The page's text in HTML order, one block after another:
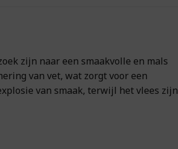
zijn naar een smaakvolle en mals
van vet, wat zorgt voor een
van smaak, terwijl het vlees zijn